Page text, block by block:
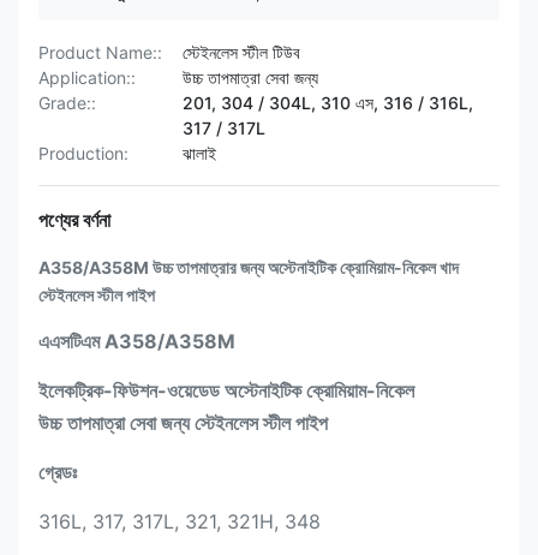
Product Name::
স্টেইনলেস স্টীল টিউব
Application::
উচ্চ তাপমাত্রা সেবা জন্য
Grade::
201, 304 / 304L, 310 এস, 316 / 316L,
317 / 317L
Production:
ঝালাই
পণ্যের বর্ণনা
A358/A358M উচ্চ তাপমাত্রার জন্য অস্টেনাইটিক ক্রোমিয়াম-নিকেল খাদ
স্টেইনলেস স্টীল পাইপ
এএসটিএম A358/A358M
ইলেকট্রিক-ফিউশন-ওয়েডেড অস্টেনাইটিক ক্রোমিয়াম-নিকেল
উচ্চ তাপমাত্রা সেবা জন্য স্টেইনলেস স্টীল পাইপ
গ্রেডঃ
316L, 317, 317L, 321, 321H, 348